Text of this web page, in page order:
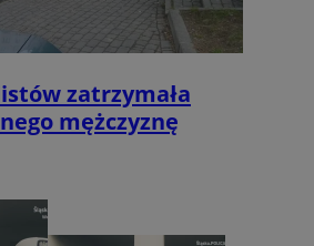
zatrzymała
mężczyznę